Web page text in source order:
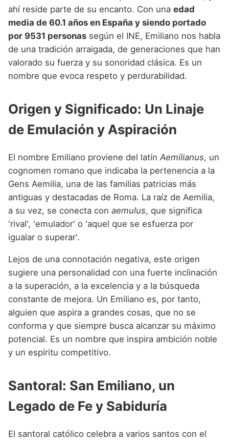
Nombres de niño que empiezan por P
Nombres de niño que empiezan por Q
Nombres de niño que empiezan por R
Nombres de niño que empiezan por S
Nombres de niño que empiezan por T
Nombres de niño que empiezan por U
Nombres de niño que empiezan por V
Nombres de niño que empiezan por X
Nombres de niño que empiezan por Y
Nombres de niño que empiezan por Z
Nombres de Niño Valencianos
Nombres de Niño Vascos
Nombres de Niño Rumanos
Nombres de Niño Rusos
Nombres de Niño Suecos
ahí reside parte de su encanto. Con una edad
media de 60.1 años en España y siendo portado
por 9531 personas según el INE, Emiliano nos habla
de una tradición arraigada, de generaciones que han
valorado su fuerza y su sonoridad clásica. Es un
nombre que evoca respeto y perdurabilidad.
Origen y Significado: Un Linaje
de Emulación y Aspiración
El nombre Emiliano proviene del latín Aemilianus, un
cognomen romano que indicaba la pertenencia a la
Gens Aemilia, una de las familias patricias más
antiguas y destacadas de Roma. La raíz de Aemilia,
a su vez, se conecta con aemulus, que significa
'rival', 'emulador' o 'aquel que se esfuerza por
igualar o superar'.
Lejos de una connotación negativa, este origen
sugiere una personalidad con una fuerte inclinación
a la superación, a la excelencia y a la búsqueda
constante de mejora. Un Emiliano es, por tanto,
alguien que aspira a grandes cosas, que no se
conforma y que siempre busca alcanzar su máximo
potencial. Es un nombre que inspira ambición noble
y un espíritu competitivo.
Santoral: San Emiliano, un
Legado de Fe y Sabiduría
El santoral católico celebra a varios santos con el